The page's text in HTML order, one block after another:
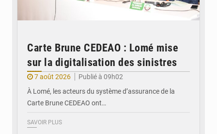
Carte Brune CEDEAO : Lomé mise
sur la digitalisation des sinistres
7 août 2026
Publié à 09h02
À Lomé, les acteurs du système d’assurance de la
Carte Brune CEDEAO ont…
SAVOIR PLUS